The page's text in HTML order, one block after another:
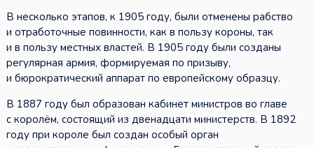
В несколько этапов, к 1905 году, были отменены рабство
и отработочные повинности, как в пользу короны, так
и в пользу местных властей. В 1905 году были созданы
регулярная армия, формируемая по призыву,
и бюрократический аппарат по европейскому образцу.
В 1887 году был образован кабинет министров во главе
с королём, состоящий из двенадцати министерств. В 1892
году при короле был создан особый орган